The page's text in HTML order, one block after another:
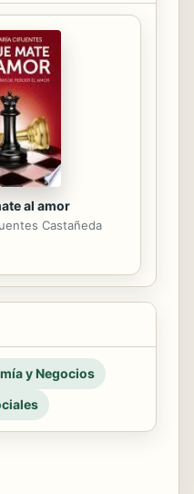
al amor
Castañeda
y Negocios